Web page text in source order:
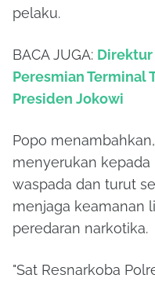
pelaku.
BACA JUGA: Direktur
Peresmian Terminal
Presiden Jokowi
Popo
menyerukan
waspada dan turut
menjaga keamanan
peredaran narkotika.
"Sat Resnarkoba